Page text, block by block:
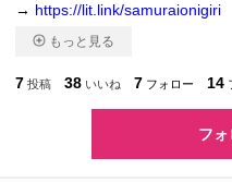
→ https://lit.link/samuraionigiri
もっと見る
7 投稿 38 いいね 7 フォロー 14
フ